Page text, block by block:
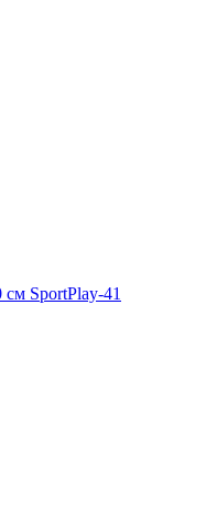
SportPlay-41